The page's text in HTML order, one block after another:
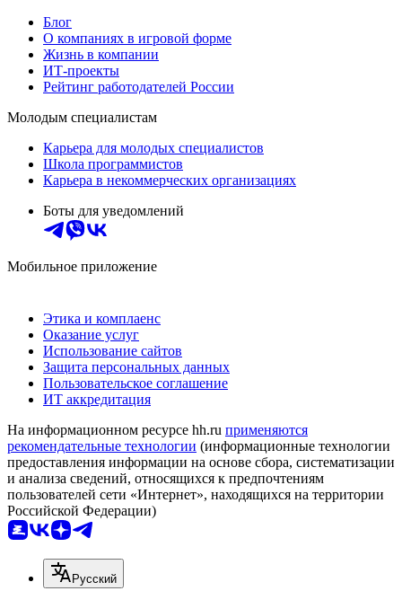
Блог
О компаниях в игровой форме
Жизнь в компании
ИТ-проекты
Рейтинг работодателей России
Молодым специалистам
Карьера для молодых специалистов
Школа программистов
Карьера в некоммерческих организациях
Боты для уведомлений
Мобильное приложение
Этика и комплаенс
Оказание услуг
Использование сайтов
Защита персональных данных
Пользовательское соглашение
ИТ аккредитация
На информационном ресурсе hh.ru применяются
рекомендательные технологии (информационные технологии
предоставления информации на основе сбора, систематизации
и анализа сведений, относящихся к предпочтениям
пользователей сети «Интернет», находящихся на территории
Российской Федерации)
Русский